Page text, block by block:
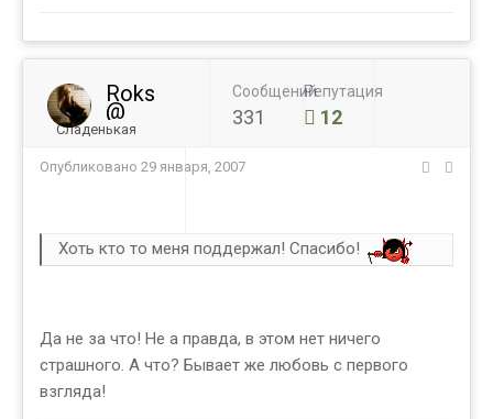
Roks
@
Сладенькая
Сообщений
331
Репутация
12
Опубликовано 29 января, 2007
Хоть кто то меня поддержал! Спасибо!
Да не за что! Не а правда, в этом нет ничего
страшного. А что? Бывает же любовь с первого
взгляда!